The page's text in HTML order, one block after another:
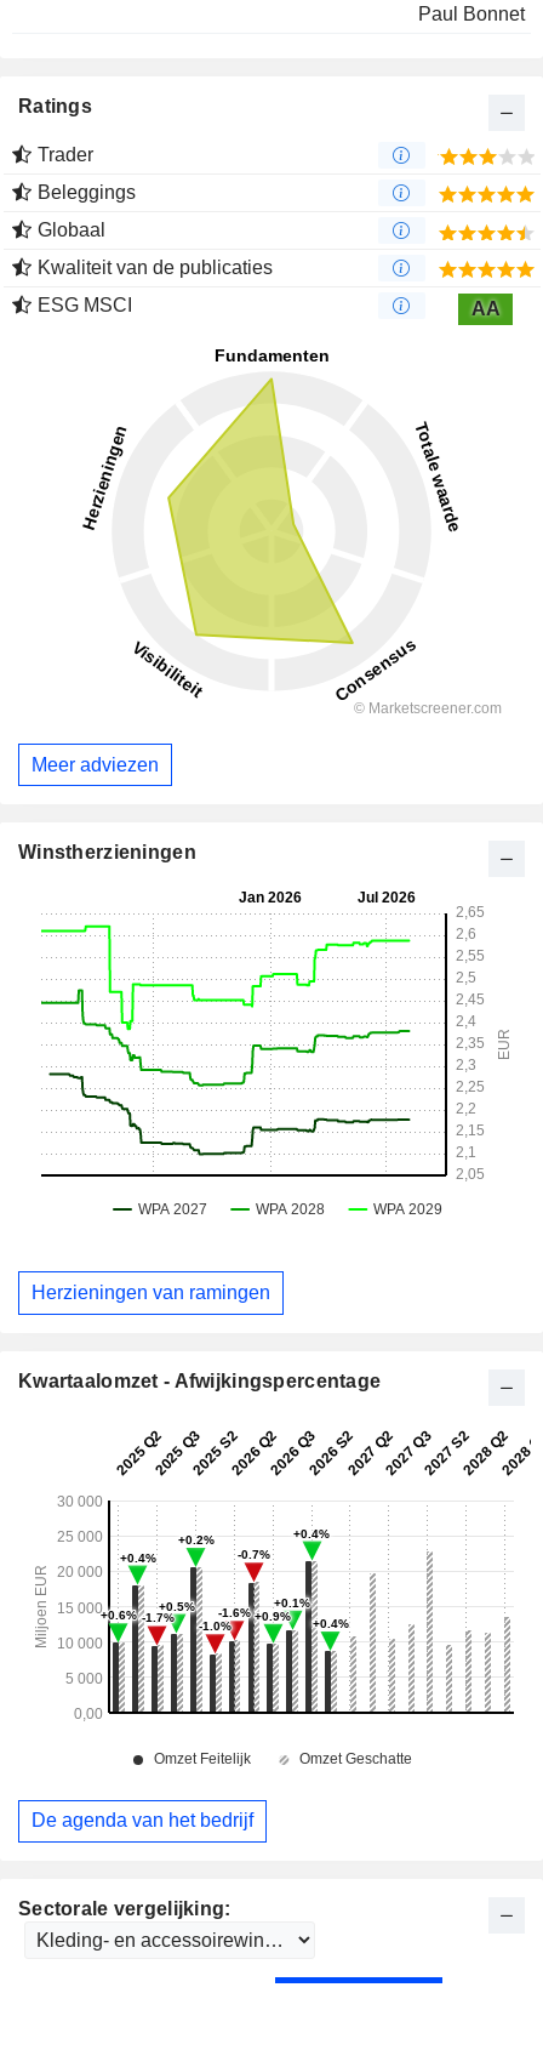
Sectorale vergelijking:
Paul Bonnet
Ratings
Trader
Beleggings
Globaal
Kwaliteit van de publicaties
ESG MSCI
AA
Meer adviezen
Winstherzieningen
Herzieningen van ramingen
Kwartaalomzet - Afwijkingspercentage
De agenda van het bedrijf